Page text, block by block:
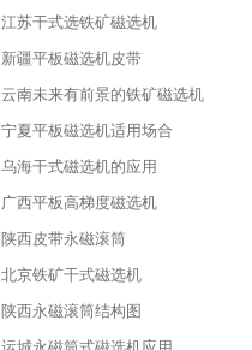
江苏干式选铁矿磁选机
新疆平板磁选机皮带
云南未来有前景的铁矿磁选机
宁夏平板磁选机适用场合
乌海干式磁选机的应用
广西平板高梯度磁选机
陕西皮带永磁滚筒
北京铁矿干式磁选机
陕西永磁滚筒结构图